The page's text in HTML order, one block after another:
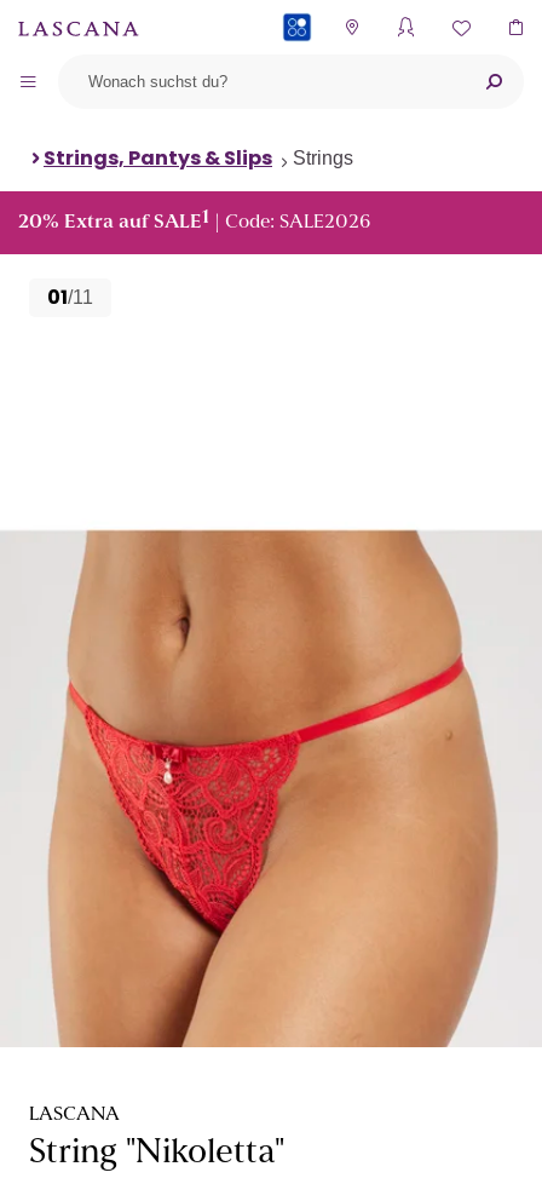
Strings, Pantys & Slips Strings
20% Extra auf SALE1 | Code: SALE2026
01/11
LASCANA
String "Nikoletta"